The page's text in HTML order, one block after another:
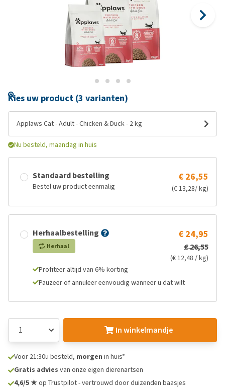
Kies uw product (3 varianten)
Applaws Cat - Adult - Chicken & Duck - 2 kg
Nu besteld, maandag in huis
Standaard bestelling
Bestel uw product eenmalig
€ 26,55
(€ 13,28/ kg)
Herhaalbestelling
Herhaal
€ 24,95
€ 26,55
(€ 12,48 / kg)
Profiteer altijd van 6% korting
Pauzeer of annuleer eenvoudig wanneer u dat wilt
In winkelmandje
Voor 21:30u besteld, morgen in huis*
Gratis advies van onze eigen dierenartsen
4,6/5 ★op Trustpilot - vertrouwd door duizenden baasjes